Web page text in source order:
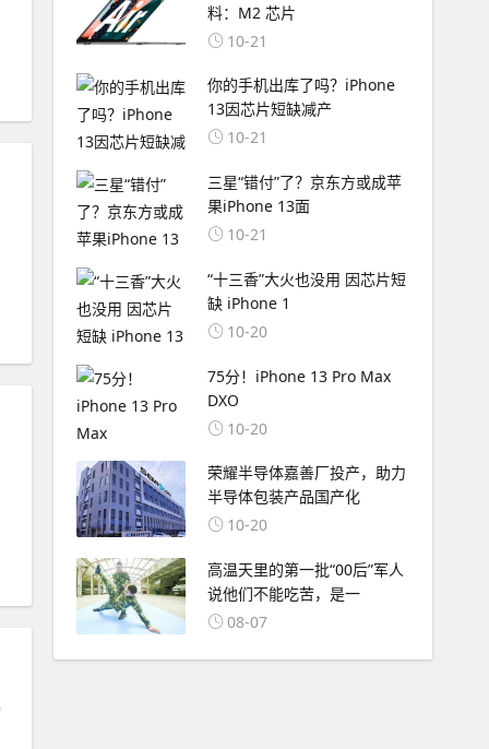
料：M2 芯片
10-21
你的手机出库了吗？iPhone
13因芯片短缺减产
10-21
三星“错付”了？京东方或成苹
果iPhone 13面
10-21
“十三香”大火也没用 因芯片短
缺 iPhone 1
10-20
75分！iPhone 13 Pro Max
DXO
10-20
荣耀半导体嘉善厂投产，助力
半导体包装产品国产化
10-20
高温天里的第一批“00后”军人
说他们不能吃苦，是一
08-07